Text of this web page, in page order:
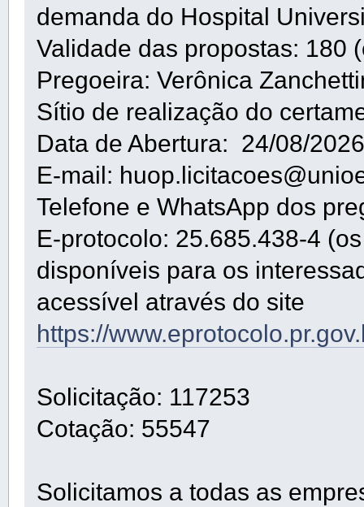
demanda do Hospital
Validade das propostas: 180
Pregoeira: Verônica
Sítio de realização do
Data de Abertura: 24/08/
E-mail:
Telefone e WhatsApp dos
E-protocolo: 25.685.438-4
disponíveis para os
acessível através do site
https://
Solicitação: 117253
Cotação: 55547
Solicitamos a todas as